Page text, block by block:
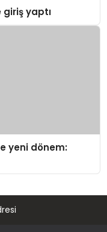
yaptı
yeni dönem: